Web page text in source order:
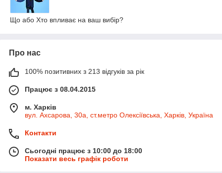
Що або Хто впливає на ваш вибір?
Про нас
100% позитивних з 213 відгуків за рік
Працює з 08.04.2015
м. Харків
вул. Ахсарова, 30а, ст.метро Олексіївська, Харків, Україна
Контакти
Сьогодні працює з 10:00 до 18:00
Показати весь графік роботи